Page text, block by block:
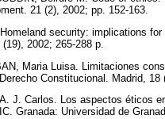
21 (2), 2002; pp. 152-163.
security: implications
2002; 265-288 p.
Maria Luisa. Limitaciones
Constitucional. Madrid,
J. Carlos. Los aspectos éticos
Granada: Universidad de